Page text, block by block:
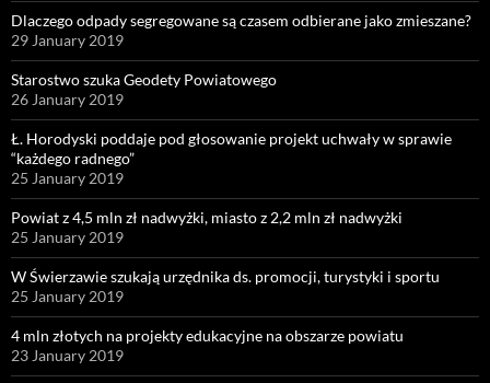
Dlaczego odpady segregowane są czasem odbierane jako zmieszane?
29 January 2019
Starostwo szuka Geodety Powiatowego
26 January 2019
Ł. Horodyski poddaje pod głosowanie projekt uchwały w sprawie
“każdego radnego”
25 January 2019
Powiat z 4,5 mln zł nadwyżki, miasto z 2,2 mln zł nadwyżki
25 January 2019
W Świerzawie szukają urzędnika ds. promocji, turystyki i sportu
25 January 2019
4 mln złotych na projekty edukacyjne na obszarze powiatu
23 January 2019